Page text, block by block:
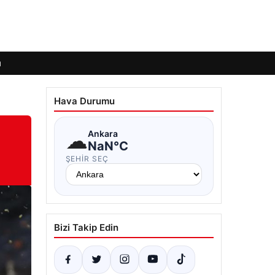
Hava Durumu
☁Ankara
NaN°C
ŞEHIR SEÇ
Bizi Takip Edin